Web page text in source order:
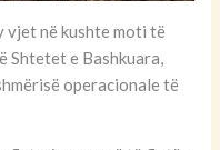
vjet në kushte moti të
Shtetet e Bashkuara,
operacionale të